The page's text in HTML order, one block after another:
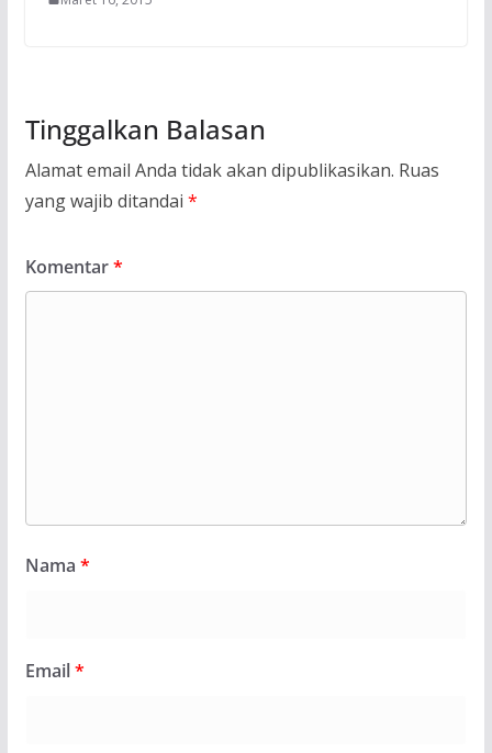
Tinggalkan Balasan
Alamat email Anda tidak akan dipublikasikan. Ruas
yang wajib ditandai *
Komentar*
Nama *
Email*